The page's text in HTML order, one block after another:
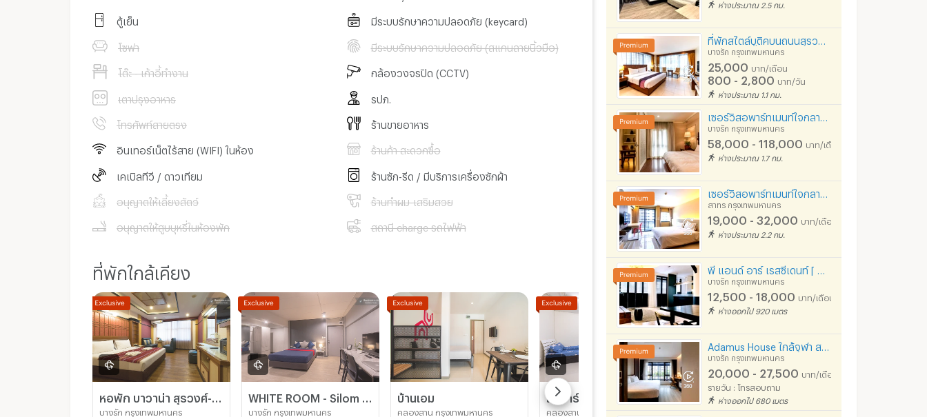
ตู้เย็น
โซฟา
โต๊ะ - เก้าอี้ทำงาน
เตาปรุงอาหาร
โทรศัพท์สายตรง
อินเทอร์เน็ตไร้สาย (WIFI) ในห้อง
เคเบิลทีวี / ดาวเทียม
อนุญาตให้เลี้ยงสัตว์
อนุญาตให้สูบบุหรี่ในห้องพัก
มีระบบรักษาความปลอดภัย (keycard)
มีระบบรักษาความปลอดภัย (สแกนลายนิ้วมือ)
กล้องวงจรปิด (CCTV)
รปภ.
ร้านขายอาหาร
ร้านค้า สะดวกซื้อ
ร้านซัก-รีด / มีบริการเครื่องซักผ้า
ร้านทำผม-เสริมสวย
สถานี charge รถไฟฟ้า
ที่พักใกล้เคียง
บางรัก กรุงเทพมหานคร บางรัก กรุงเทพมหานคร
บ้านเอม
คลองสาน กรุงเทพมหานคร
เค.อาร์.ลิฟวิ่ง เจริญนคร (K.R. Living)
คลองสาน กรุงเทพมหานคร
เอมเฮ้าส์บางกอก
ห่างประมาณ 2.5 กม.
บางรัก กรุงเทพมหานคร
25,000 บาท/เดือน
800 - 2,800 บาท/วัน
ห่างประมาณ 1.1 กม.
บางรัก กรุงเทพมหานคร
58,000 - 118,000 บาท/เดือน
ห่างประมาณ 1.7 กม.
สาทร กรุงเทพมหานคร
19,000 - 32,000 บาท/เดือน
ห่างประมาณ 2.2 กม.
บางรัก กรุงเทพมหานคร
12,500 - 18,000 บาท/เดือน
ห่างออกไป 920 เมตร
บางรัก กรุงเทพมหานคร
20,000 - 27,500 บาท/เดือน
รายวัน : โทรสอบถาม
ห่างออกไป 680 เมตร